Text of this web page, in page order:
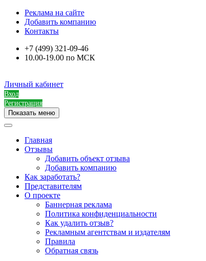
Реклама на сайте
Добавить компанию
Контакты
+7 (499) 321-09-46
10.00-19.00 по МСК
Личный кабинет
Вход
Регистрация
Показать меню
Главная
Отзывы
Добавить объект отзыва
Добавить компанию
Как заработать?
Представителям
О проекте
Баннерная реклама
Политика конфиденциальности
Как удалить отзыв?
Рекламным агентствам и издателям
Правила
Обратная связь